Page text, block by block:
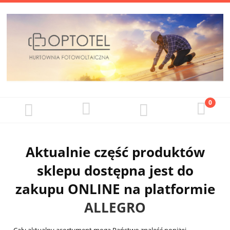
Aktualnie część produktów
sklepu dostępna jest do
zakupu ONLINE na platformie
ALLEGRO